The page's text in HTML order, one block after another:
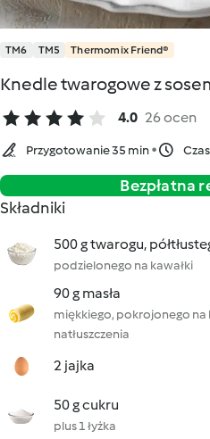
TM6 TM5 Thermomix Friend®
Knedle twarogowe z
4.0 26 ocen
Przygotowanie 35 min
Bezpłatna
Składniki
500 g twarogu,
podzielonego na kawałki
90 g masła
miękkiego, pokrojonego na
natłuszczenia
2 jajka
50 g cukru
plus 1 łyżka